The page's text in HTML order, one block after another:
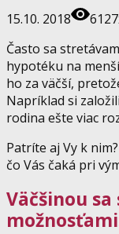
15.10. 2018
Často sa
hypotéku na
ho za väčší,
Napríklad si
rodina ešte viac
Patríte aj Vy k
čo Vás čaká pri
Väčšinou